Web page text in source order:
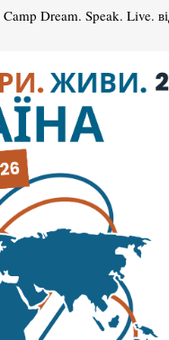
Dream. Speak. Live.